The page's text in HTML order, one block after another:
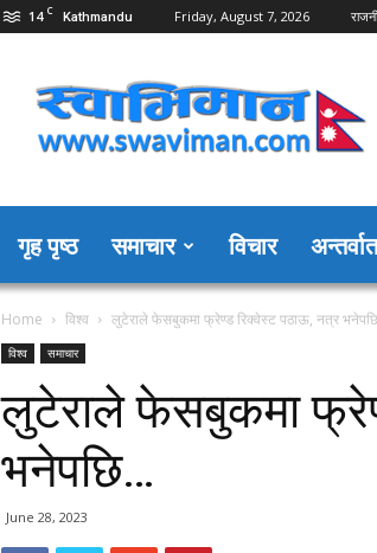
14 C Kathmandu Friday, August 7, 2026
Swaviman
Nepal
गृह पृष्ठ समाचार विचार
Home विश्व लुटेराले फेसबुकमा फ्रेण्ड रिक्वेस्ट पठाऊ, नत्र
विश्व समाचार
लुटेराले फेसबुकमा
भनेपछि…
June 28, 2023